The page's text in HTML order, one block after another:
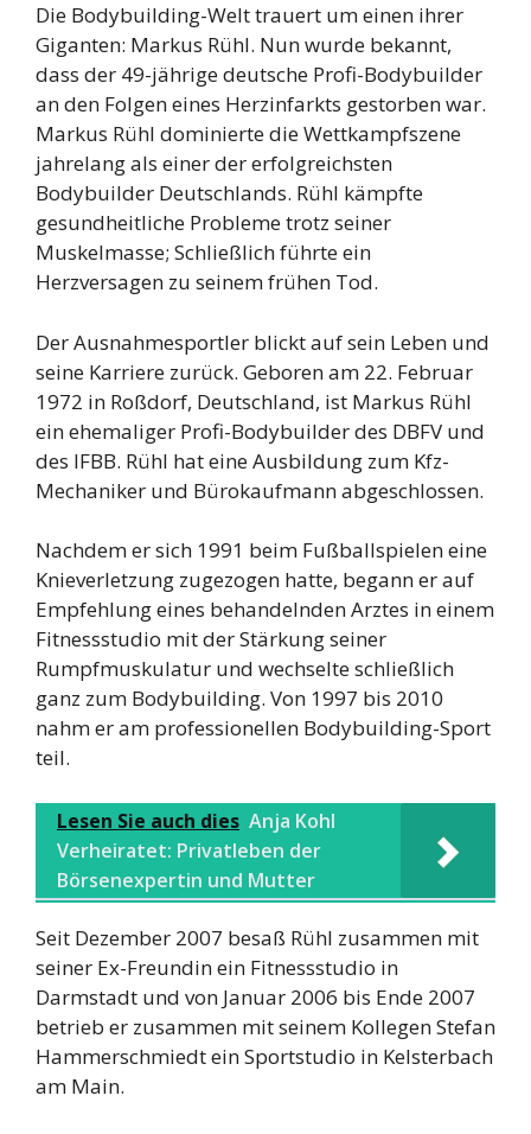
Die Bodybuilding-Welt trauert um einen ihrer
Giganten: Markus Rühl. Nun wurde bekannt,
dass der 49-jährige deutsche Profi-Bodybuilder
an den Folgen eines Herzinfarkts gestorben war.
Markus Rühl dominierte die Wettkampfszene
jahrelang als einer der erfolgreichsten
Bodybuilder Deutschlands. Rühl kämpfte
gesundheitliche Probleme trotz seiner
Muskelmasse; Schließlich führte ein
Herzversagen zu seinem frühen Tod.
Der Ausnahmesportler blickt auf sein Leben und
seine Karriere zurück. Geboren am 22. Februar
1972 in Roßdorf, Deutschland, ist Markus Rühl
ein ehemaliger Profi-Bodybuilder des DBFV und
des IFBB. Rühl hat eine Ausbildung zum Kfz-
Mechaniker und Bürokaufmann abgeschlossen.
Nachdem er sich 1991 beim Fußballspielen eine
Knieverletzung zugezogen hatte, begann er auf
Empfehlung eines behandelnden Arztes in einem
Fitnessstudio mit der Stärkung seiner
Rumpfmuskulatur und wechselte schließlich
ganz zum Bodybuilding. Von 1997 bis 2010
nahm er am professionellen Bodybuilding-Sport
teil.
Lesen Sie auch dies Anja Kohl
Verheiratet: Privatleben der
Börsenexpertin und Mutter
Seit Dezember 2007 besaß Rühl zusammen mit
seiner Ex-Freundin ein Fitnessstudio in
Darmstadt und von Januar 2006 bis Ende 2007
betrieb er zusammen mit seinem Kollegen Stefan
Hammerschmiedt ein Sportstudio in Kelsterbach
am Main.